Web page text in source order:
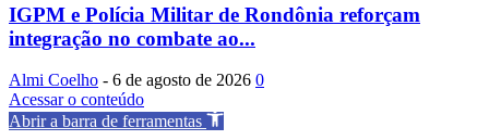
IGPM e Polícia Militar de Rondônia reforçam
integração no combate ao...
Almi Coelho - 6 de agosto de 2026 0
Acessar o conteúdo
Abrir a barra de ferramentas